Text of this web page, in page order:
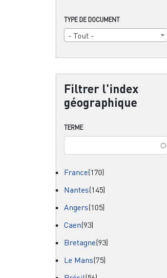
TYPE DE DOCUMENT
- Tout -
Filtrer l'index
géographique
TERME
France(170)
Nantes(145)
Angers(105)
Caen(93)
Bretagne(93)
Le Mans(75)